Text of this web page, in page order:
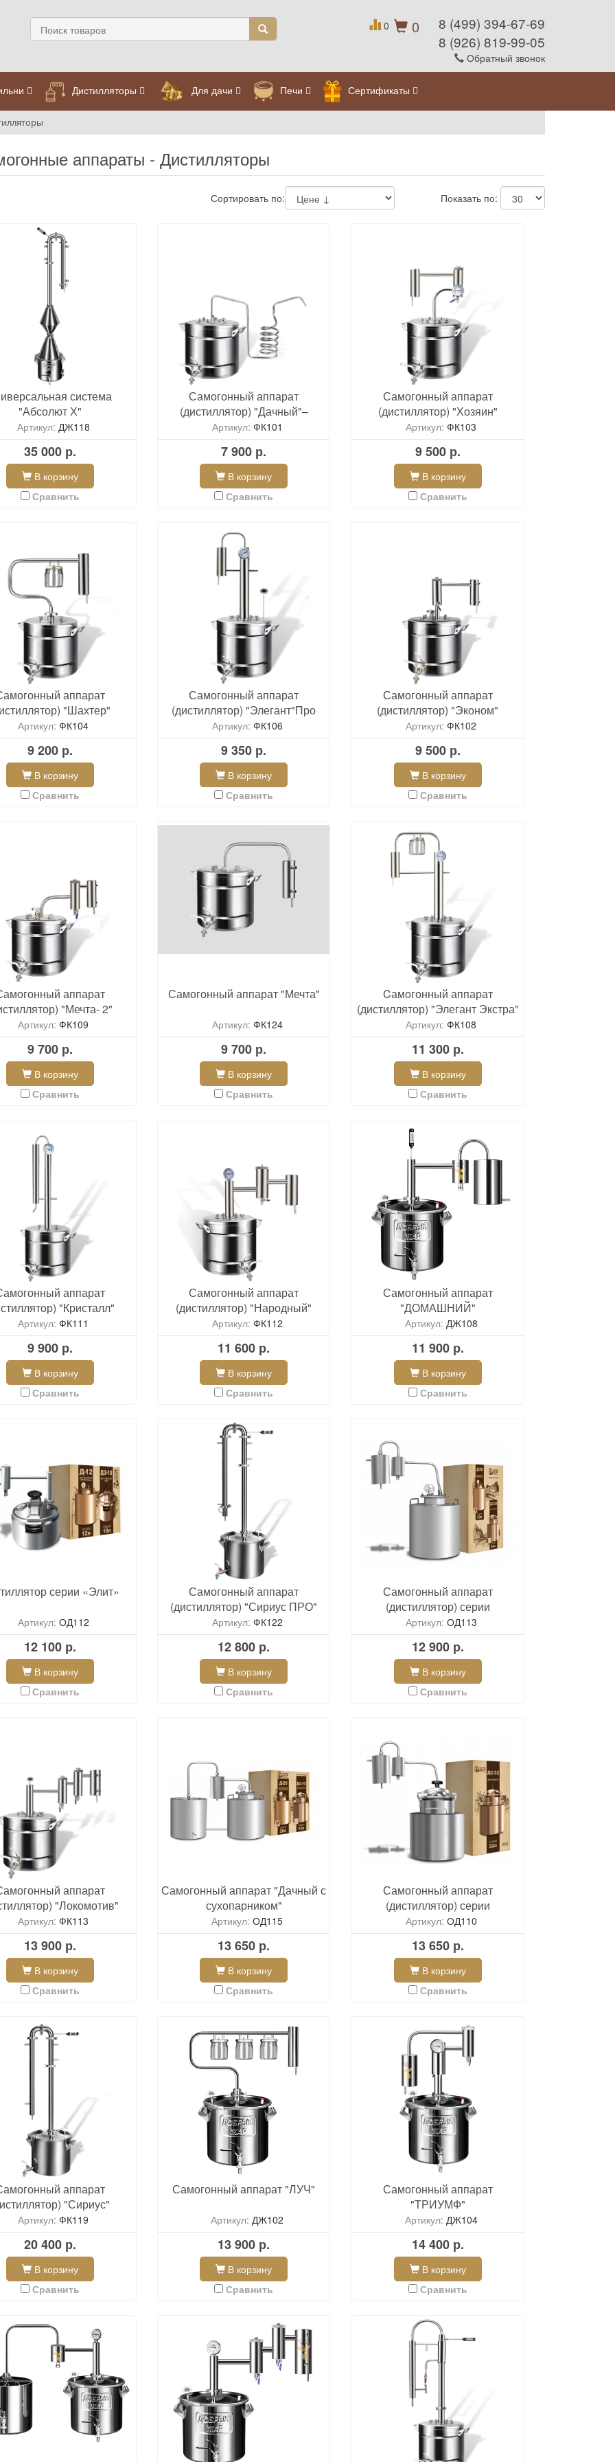
0
0
8 (499) 394-67-69
8 (926) 819-99-05
Обратный звонок
Дистилляторы Для дачи Печи Сертификаты
аппараты - Дистилляторы
Сортировать по: Показать по:
система
"Абсолют Х"
Артикул: ДЖ118
35 000 р.
В корзину
Сравнить
Самогонный аппарат
(дистиллятор) "Дачный"–
Эконом
Артикул: ФК101
7 900 р.
В корзину
Сравнить
Самогонный аппарат
(дистиллятор) "Хозяин"
Артикул: ФК103
9 500 р.
В корзину
Сравнить
аппарат
"Шахтер"
Артикул: ФК104
9 200 р.
В корзину
Сравнить
Самогонный аппарат
(дистиллятор) "Элегант"Про
Артикул: ФК106
9 350 р.
В корзину
Сравнить
Самогонный аппарат
(дистиллятор) "Эконом"
Артикул: ФК102
9 500 р.
В корзину
Сравнить
аппарат
"Мечта- 2"
Артикул: ФК109
9 700 р.
В корзину
Сравнить
Самогонный аппарат "Мечта"
Артикул: ФК124
9 700 р.
В корзину
Сравнить
Cамогонный аппарат
(дистиллятор) "Элегант Экстра"
Артикул: ФК108
11 300 р.
В корзину
Сравнить
аппарат
"Кристалл"
Артикул: ФК111
9 900 р.
В корзину
Сравнить
Самогонный аппарат
(дистиллятор) "Народный"
Артикул: ФК112
11 600 р.
В корзину
Сравнить
Самогонный аппарат
"ДОМАШНИЙ"
Артикул: ДЖ108
11 900 р.
В корзину
Сравнить
серии «Элит»
Артикул: ОД112
12 100 р.
В корзину
Сравнить
Самогонный аппарат
(дистиллятор) "Сириус ПРО"
Артикул: ФК122
12 800 р.
В корзину
Сравнить
Самогонный аппарат
(дистиллятор) серии
«Проточный с сухопарником»
Артикул: ОД113
12 900 р.
В корзину
Сравнить
аппарат
"Локомотив"
Артикул: ФК113
13 900 р.
В корзину
Сравнить
Самогонный аппарат "Дачный с
сухопарником"
Артикул: ОД115
13 650 р.
В корзину
Сравнить
Самогонный аппарат
(дистиллятор) серии
«Скороварка» проточный с
сухопарником
Артикул: ОД110
13 650 р.
В корзину
Сравнить
аппарат
"Сириус"
Артикул: ФК119
20 400 р.
В корзину
Сравнить
Самогонный аппарат "ЛУЧ"
Артикул: ДЖ102
13 900 р.
В корзину
Сравнить
Самогонный аппарат
"ТРИУМФ"
Артикул: ДЖ104
14 400 р.
В корзину
Сравнить